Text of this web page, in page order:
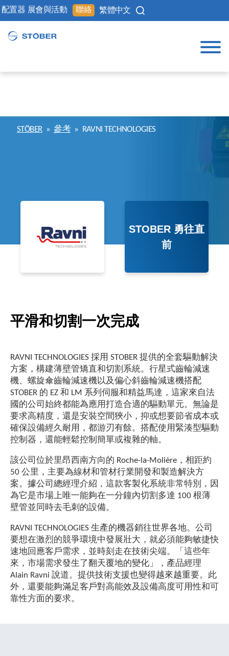
配置器 展會與活動 聯絡 繁體中文
STÖBER » 參考 » RAVNI TECHNOLOGIES
STOBER 勇往直
前
平滑和切割一次完成
RAVNI TECHNOLOGIES 採用 STOBER 提供的全套驅動解決
方案，構建薄壁管矯直和切割系統。行星式齒輪減速
機、螺旋傘齒輪減速機以及偏心斜齒輪減速機搭配
STOBER 的 EZ 和 LM 系列伺服和精益馬達，這家來自法
國的公司始終都能為應用打造合適的驅動單元。無論是
要求高精度，還是安裝空間狹小，抑或想要節省成本或
確保設備經久耐用，都游刃有餘。搭配使用緊湊型驅動
控制器，還能輕鬆控制簡單或複雜的軸。
該公司位於里昂西南方向的 Roche-la-Molière，相距約
50 公里，主要為線材和管材行業開發和製造解決方
案。據公司總經理介紹，這款客製化系統非常特別，因
為它是市場上唯一能夠在一分鐘內切割多達 100 根薄
壁管並同時去毛刺的設備。
RAVNI TECHNOLOGIES 生產的機器銷往世界各地。公司
要想在激烈的競爭環境中發展壯大，就必須能夠敏捷快
速地回應客戶需求，並時刻走在技術尖端。「這些年
來，市場需求發生了翻天覆地的變化」，產品經理
Alain Ravni 說道。提供技術支援也變得越來越重要。此
外，還要能夠滿足客戶對高能效及設備高度可用性和可
靠性方面的要求。